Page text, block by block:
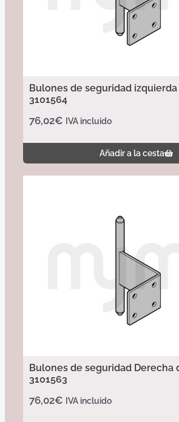
Bulones de seguridad
3101564
76,02€ IVA incluido
Añadir a la cesta
Bulones de seguridad Derecha
3101563
76,02€ IVA incluido